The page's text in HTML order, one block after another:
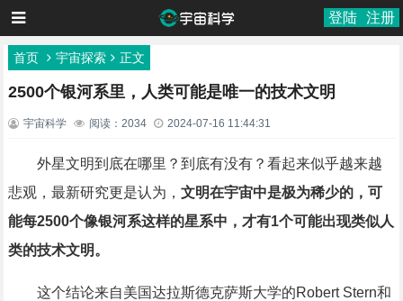
登陆 注册
首页 宇宙探索 正文
2500个银河系里，人类可能是唯一的技术文明
宇宙科学 阅读：2034 2024-07-16 11:44:31
外星文明到底在哪里？到底有没有？看起来似乎越来越
悲观，最新研究更是认为， 文明在宇宙中是极为稀少的，可
能每2500个像银河系这样的星系中，才有1个可能出现类似人
类的技术文明。
这个结论来自美国达拉斯德克萨斯大学的Robert Stern和